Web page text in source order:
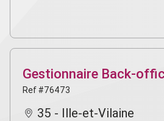
Gestionnaire Back-
Ref #76473
35 - Ille-et-Vilaine